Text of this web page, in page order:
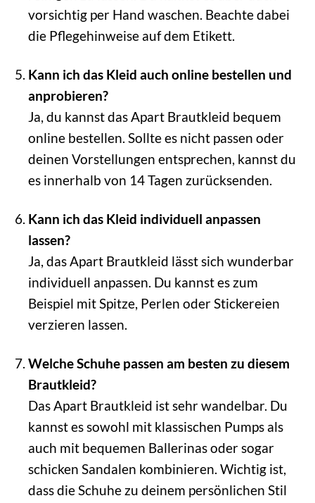
vorsichtig per Hand waschen. Beachte dabei
die Pflegehinweise auf dem Etikett.
Kann ich das Kleid auch online bestellen und
anprobieren?
Ja, du kannst das Apart Brautkleid bequem
online bestellen. Sollte es nicht passen oder
deinen Vorstellungen entsprechen, kannst du
es innerhalb von 14 Tagen zurücksenden.
Kann ich das Kleid individuell anpassen
lassen?
Ja, das Apart Brautkleid lässt sich wunderbar
individuell anpassen. Du kannst es zum
Beispiel mit Spitze, Perlen oder Stickereien
verzieren lassen.
Welche Schuhe passen am besten zu diesem
Brautkleid?
Das Apart Brautkleid ist sehr wandelbar. Du
kannst es sowohl mit klassischen Pumps als
auch mit bequemen Ballerinas oder sogar
schicken Sandalen kombinieren. Wichtig ist,
dass die Schuhe zu deinem persönlichen Stil